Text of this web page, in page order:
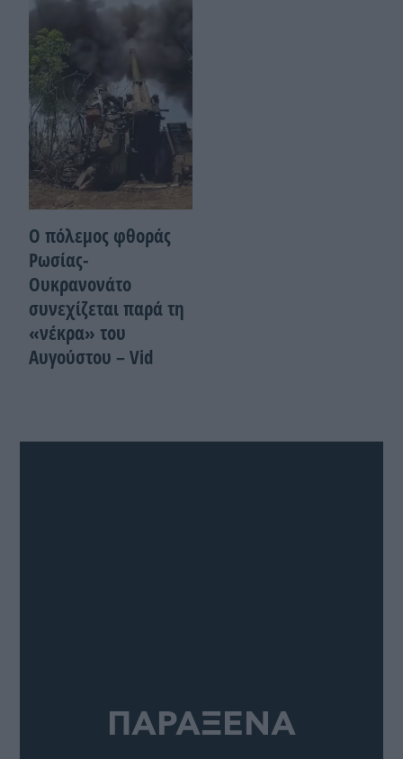
Ο πόλεμος φθοράς
Ρωσίας-
Ουκρανονάτο
συνεχίζεται παρά τη
«νέκρα» του
Αυγούστου – Vid
ΠΑΡΑΞΕΝΑ